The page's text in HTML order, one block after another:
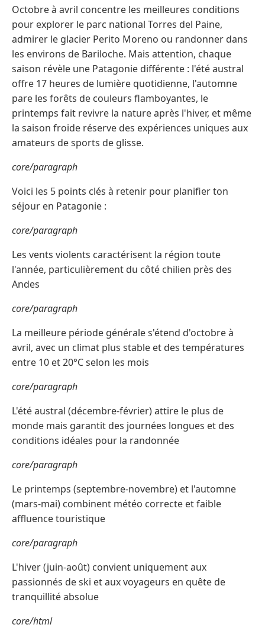
Octobre à avril concentre les meilleures conditions
pour explorer le parc national Torres del Paine,
admirer le glacier Perito Moreno ou randonner dans
les environs de Bariloche. Mais attention, chaque
saison révèle une Patagonie différente : l'été austral
offre 17 heures de lumière quotidienne, l'automne
pare les forêts de couleurs flamboyantes, le
printemps fait revivre la nature après l'hiver, et même
la saison froide réserve des expériences uniques aux
amateurs de sports de glisse.
core/paragraph
Voici les 5 points clés à retenir pour planifier ton
séjour en Patagonie :
core/paragraph
Les vents violents caractérisent la région toute
l'année, particulièrement du côté chilien près des
Andes
core/paragraph
La meilleure période générale s'étend d'octobre à
avril, avec un climat plus stable et des températures
entre 10 et 20°C selon les mois
core/paragraph
L'été austral (décembre-février) attire le plus de
monde mais garantit des journées longues et des
conditions idéales pour la randonnée
core/paragraph
Le printemps (septembre-novembre) et l'automne
(mars-mai) combinent météo correcte et faible
affluence touristique
core/paragraph
L'hiver (juin-août) convient uniquement aux
passionnés de ski et aux voyageurs en quête de
tranquillité absolue
core/html